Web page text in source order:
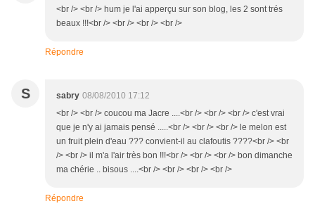
<br /> <br /> hum je l'ai apperçu sur son blog, les 2 sont trés
beaux !!!<br /> <br /> <br /> <br />
Répondre
S sabry 08/08/2010 17:12
<br /> <br /> coucou ma Jacre ....<br /> <br /> <br /> c'est vrai
que je n'y ai jamais pensé .....<br /> <br /> <br /> le melon est
un fruit plein d'eau ??? convient-il au clafoutis ????<br /> <br
/> <br /> il m'a l'air très bon !!!<br /> <br /> <br /> bon dimanche
ma chérie .. bisous ....<br /> <br /> <br /> <br />
Répondre